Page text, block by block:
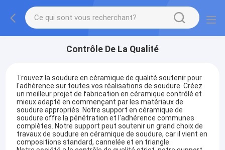
Contrôle De La Qualité
Trouvez la soudure en céramique de qualité soutenir pour
l'adhérence sur toutes vos réalisations de soudure. Créez
un meilleur projet de fabrication en céramique contrôlé et
mieux adapté en commençant par les matériaux de
soudure appropriés. Notre support en céramique de
soudure offre la pénétration et l'adhérence communes
complètes. Notre support peut soutenir un grand choix de
travaux de soudure en céramique de soudure, car il vient en
compositions standard, cannelée et en triangle.